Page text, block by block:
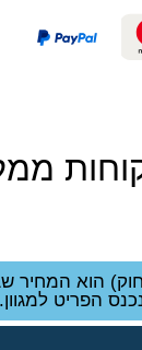
הוא המחיר
הפריט